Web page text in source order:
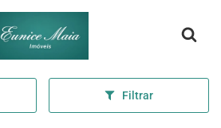
Página inicial
Filtrar